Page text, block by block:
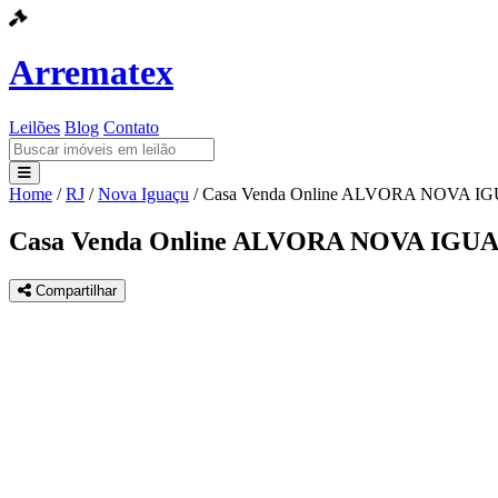
Arrematex
Leilões Blog Contato
Leilões
Blog
Contato
Home / RJ / Nova Iguaçu / Casa Venda Online ALVORA NOVA
Casa Venda Online ALVORA NOVA
Compartilhar